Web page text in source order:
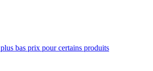
plus bas prix pour certains produits